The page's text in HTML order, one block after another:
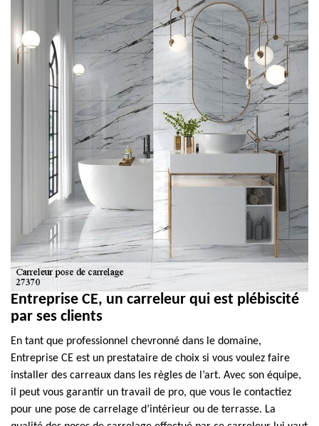
Entreprise CE, un carreleur qui est plébiscité
par ses clients
En tant que professionnel chevronné dans le domaine,
Entreprise CE est un prestataire de choix si vous voulez faire
installer des carreaux dans les règles de l’art. Avec son équipe,
il peut vous garantir un travail de pro, que vous le contactiez
pour une pose de carrelage d’intérieur ou de terrasse. La